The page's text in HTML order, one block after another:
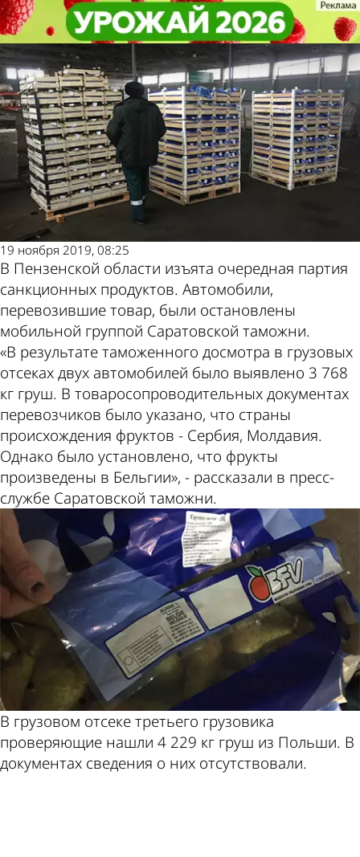
В Пензенской области вновь
изъяли груши из Евросоюза
Общество
19 ноября 2019, 08:25
В Пензенской области изъята очередная партия
санкционных продуктов. Автомобили,
перевозившие товар, были остановлены
мобильной группой Саратовской таможни.
«В результате таможенного досмотра в грузовых
отсеках двух автомобилей было выявлено 3 768
кг груш. В товаросопроводительных документах
перевозчиков было указано, что страны
происхождения фруктов - Сербия, Молдавия.
Однако было установлено, что фрукты
произведены в Бельгии», - рассказали в пресс-
службе Саратовской таможни.
В грузовом отсеке третьего грузовика
проверяющие нашли 4 229 кг груш из Польши. В
документах сведения о них отсутствовали.
В Пензенской области вновь
изъяли груши из Евросоюза
Общество
Другие новости
по теме
Погода и курсы
валют в Пензе